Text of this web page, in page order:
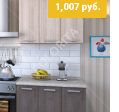
1,007 руб.